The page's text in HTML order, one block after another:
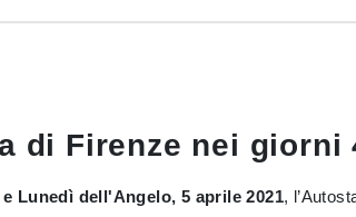
di Firenze nei giorni
Lunedì dell'Angelo, 5 aprile 2021,